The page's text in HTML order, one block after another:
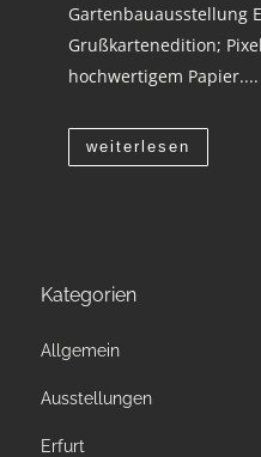
Gartenbauausstellung
Grußkartenedition;
hochwertigem Papier....
weiterlesen
Kategorien
Allgemein
Ausstellungen
Erfurt